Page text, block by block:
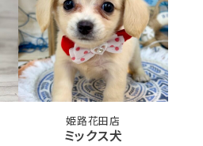
姫路花田店
ミックス犬